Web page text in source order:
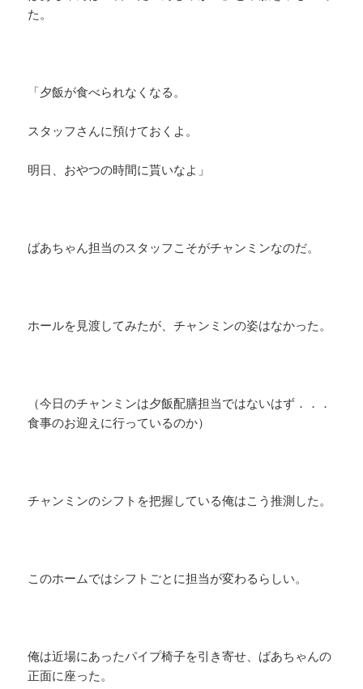
た。
「夕飯が食べられなくなる。
スタッフさんに預けておくよ。
明日、おやつの時間に貰いなよ」
ばあちゃん担当のスタッフこそがチャンミンなのだ。
ホールを見渡してみたが、チャンミンの姿はなかった。
（今日のチャンミンは夕飯配膳担当ではないはず．．．
食事のお迎えに行っているのか）
チャンミンのシフトを把握している俺はこう推測した。
このホームではシフトごとに担当が変わるらしい。
俺は近場にあったパイプ椅子を引き寄せ、ばあちゃんの
正面に座った。